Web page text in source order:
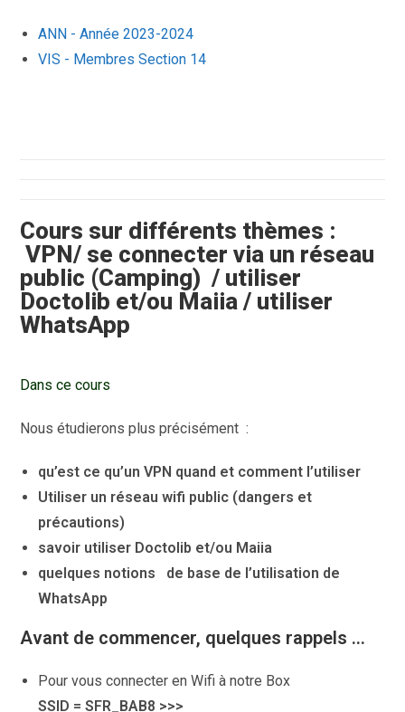
ANN - Année 2023-2024
VIS - Membres Section 14
Cours sur différents thèmes :
VPN/ se connecter via un réseau
public (Camping) / utiliser
Doctolib et/ou Maiia / utiliser
WhatsApp
Dans ce cours
Nous étudierons plus précisément :
qu’est ce qu’un VPN quand et comment l’utiliser
Utiliser un réseau wifi public (dangers et
précautions)
savoir utiliser Doctolib et/ou Maiia
quelques notions de base de l’utilisation de
WhatsApp
Avant de commencer, quelques rappels …
Pour vous connecter en Wifi à notre Box
SSID = SFR_BAB8 >>>